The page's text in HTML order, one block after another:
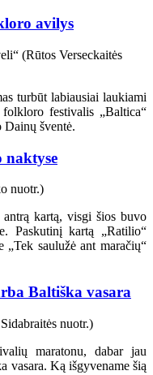
avilys
turbūt labiausiai laukiami
festivalis „Baltica“
šventė.
naktyse
kartą, visgi šios buvo
Paskutinį kartą „Ratilio“
„Tek saulužė ant maračių“
Baltiška vasara
maratonu, dabar jau
vasara. Ką išgyvename šią